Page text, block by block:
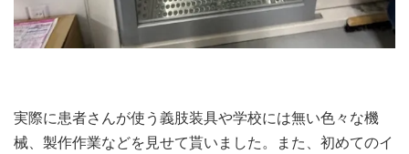
実際に患者さんが使う義肢装具や学校には無い色々な機
械、製作作業などを見せて貰いました。また、初めてのイ